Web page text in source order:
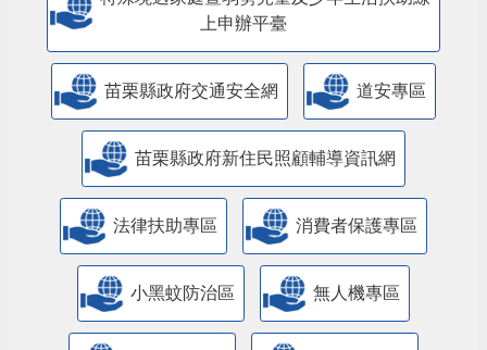
上申辦平臺
苗栗縣政府交通安全網 道安專區
苗栗縣政府新住民照顧輔導資訊網
法律扶助專區 消費者保護專區
小黑蚊防治區 無人機專區